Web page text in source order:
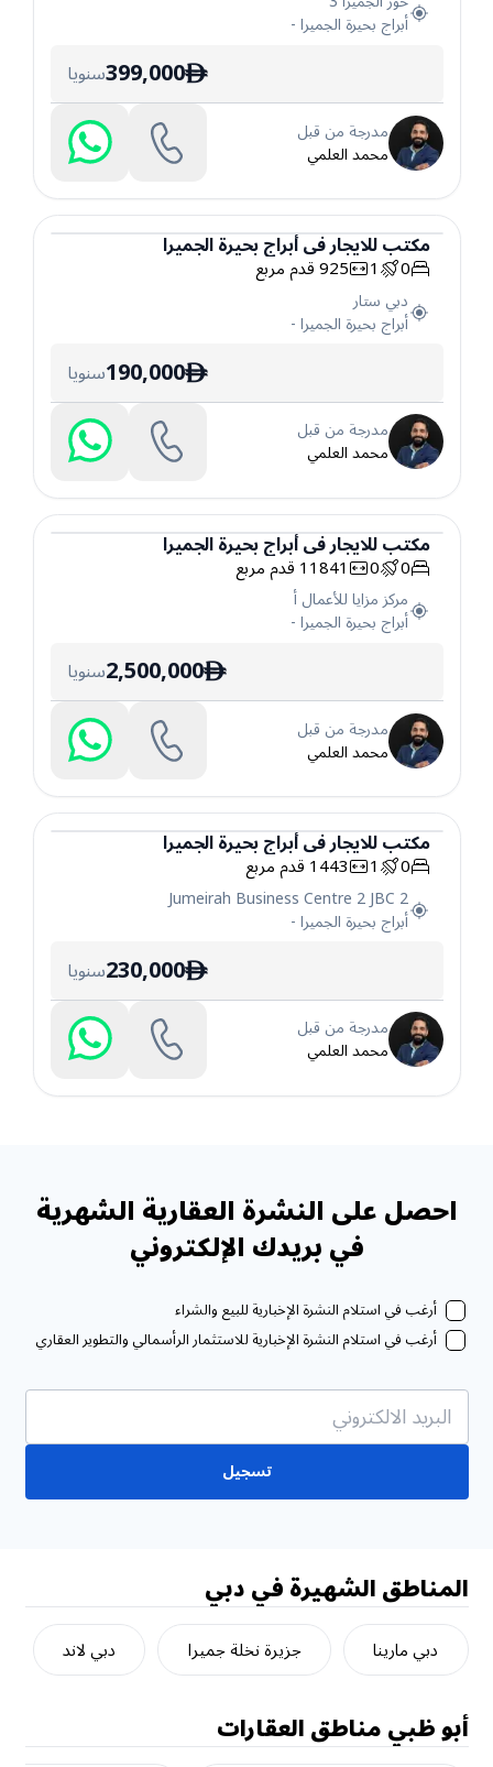
أبراج بحيرة الجميرا-
ê
399,000سنويا
مدرجة من قبل
محمد العلمي
مكتب
مكتبللايجارفيأبراج بحيرة الجميرا
0
1
925قدم مربع
دبي ستار
أبراج بحيرة الجميرا-
ê
190,000سنويا
مدرجة من قبل
محمد العلمي
مكتب
مكتبللايجارفيأبراج بحيرة الجميرا
0
0
11841قدم مربع
مركز مزايا للأعمال أ
أبراج بحيرة الجميرا-
ê
2,500,000سنويا
مدرجة من قبل
محمد العلمي
مكتب
مكتبللايجارفيأبراج بحيرة الجميرا
0
1
1443قدم مربع
Jumeirah Business Centre 2 JBC 2
أبراج بحيرة الجميرا-
ê
230,000سنويا
مدرجة من قبل
محمد العلمي
احصل على النشرة العقارية الشهرية
في بريدك الإلكتروني
أرغب في استلام النشرة الإخبارية للبيع والشراء
أرغب في استلام النشرة الإخبارية للاستثمار الرأسمالي والتطوير العقاري
تسجيل
المناطق الشهيرة في دبي
دبي مارينا جزيرة نخلة جميرا دبي لاند
أبو ظبيمناطق العقارات